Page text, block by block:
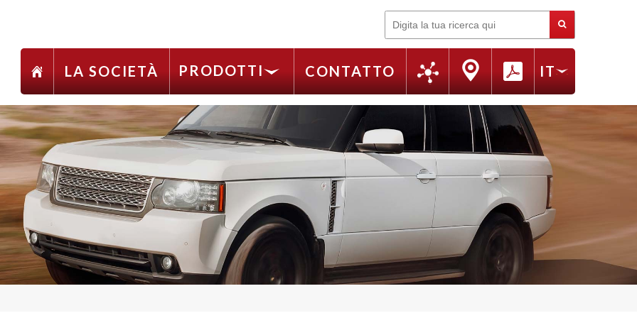
Cerca
LA SOCIETÀ PRODOTTI CONTATTO IT
FR
RU